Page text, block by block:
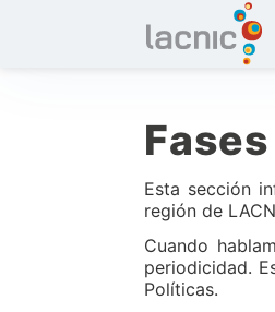
Esta sección
región de
Cuando
periodicidad.
Políticas.